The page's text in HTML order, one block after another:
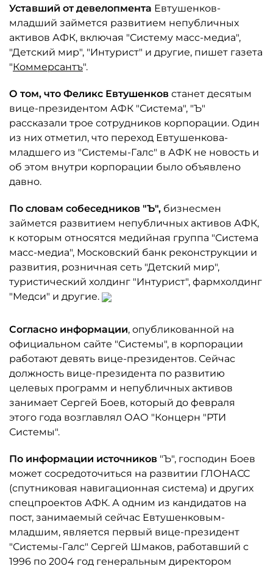
Уставший от девелопмента Евтушенков-
младший займется развитием непубличных
активов АФК, включая "Систему масс-медиа",
"Детский мир", "Интурист" и другие, пишет газета
"Коммерсантъ".
О том, что Феликс Евтушенков станет десятым
вице-президентом АФК "Система", "Ъ"
рассказали трое сотрудников корпорации. Один
из них отметил, что переход Евтушенкова-
младшего из "Системы-Галс" в АФК не новость и
об этом внутри корпорации было объявлено
давно.
По словам собеседников "Ъ", бизнесмен
займется развитием непубличных активов АФК,
к которым относятся медийная группа "Система
масс-медиа", Московский банк реконструкции и
развития, розничная сеть "Детский мир",
туристический холдинг "Интурист", фармхолдинг
"Медси" и другие.
Согласно информации, опубликованной на
официальном сайте "Системы", в корпорации
работают девять вице-президентов. Сейчас
должность вице-президента по развитию
целевых программ и непубличных активов
занимает Сергей Боев, который до февраля
этого года возглавлял ОАО "Концерн "РТИ
Системы".
По информации источников "Ъ", господин Боев
может сосредоточиться на развитии ГЛОНАСС
(спутниковая навигационная система) и других
спецпроектов АФК. А одним из кандидатов на
пост, занимаемый сейчас Евтушенковым-
младшим, является первый вице-президент
"Системы-Галс" Сергей Шмаков, работавший с
1996 по 2004 год генеральным директором